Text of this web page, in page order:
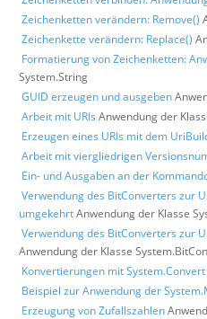
Zeichenketten verändern: Remove()
Zeichenkette verändern: Replace()
Formatierung von Zeichenketten:
System.String
GUID erzeugen und ausgeben
Arbeit mit URIs Anwendung der
Erzeugen eines URIs mit dem
Arbeit mit viergliedrigen
Ein- und Ausgaben an der
Verwendung des BitConverters zur
umgekehrtAnwendung der Klasse
Verwendung des BitConverters zur
Anwendung der Klasse
Konvertierungen mit System.Convert
Beispiel zur Anwendung der
Erzeugung von Zufallszahlen